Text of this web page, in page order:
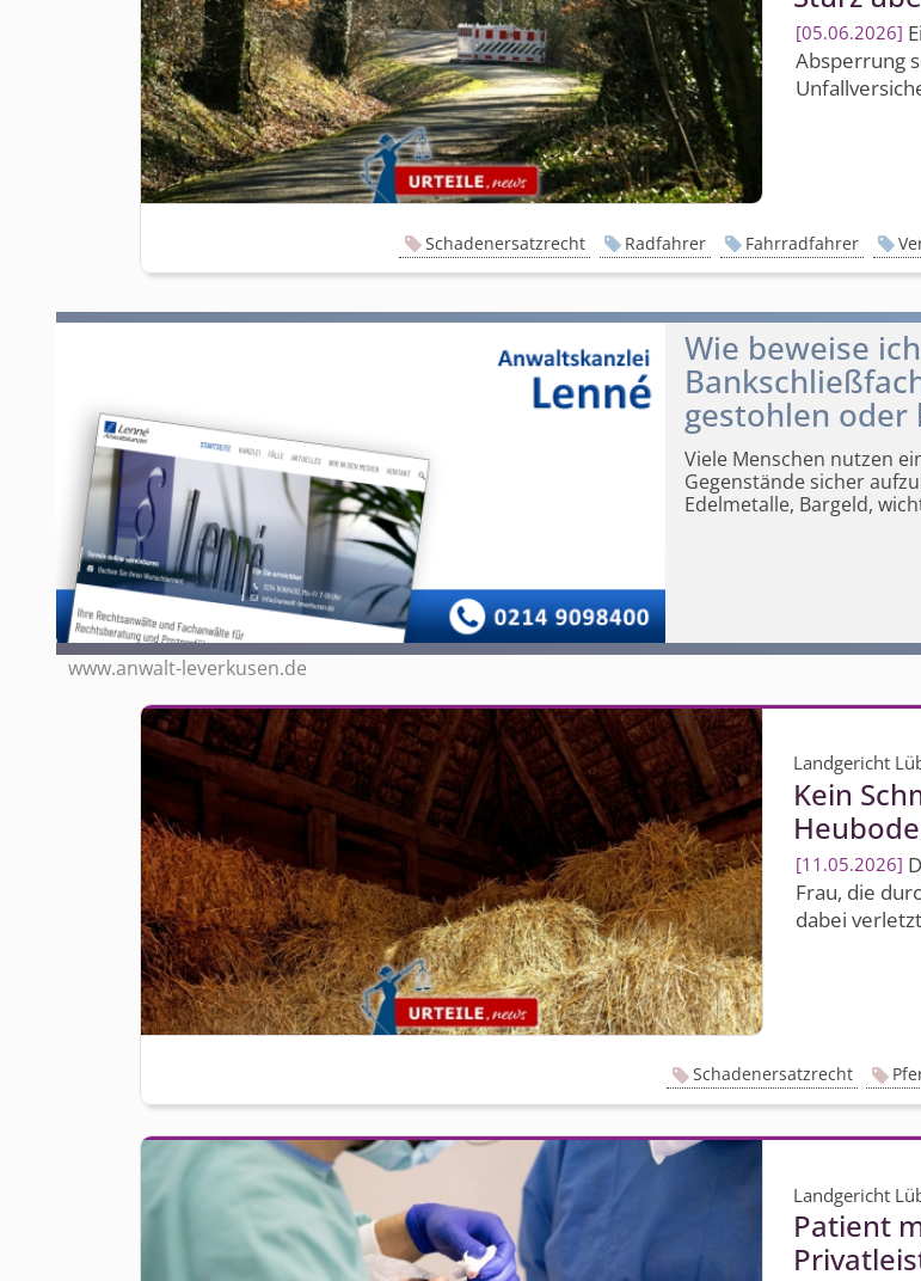
05.06.2026
Absperrung
Schadenersatzrecht Radfahrer Fahrradfahrer
Wie beweise
gestohlen oder
Viele Menschen nutzen
Gegenstände sicher
Edelmetalle, Bargeld,
www.anwalt-leverkusen.de
Landgericht
Kein
11.05.2026
Frau, die
dabei
Schadenersatzrecht
Landgericht
Patient